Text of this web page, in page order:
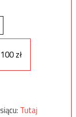
100 zł
Tutaj